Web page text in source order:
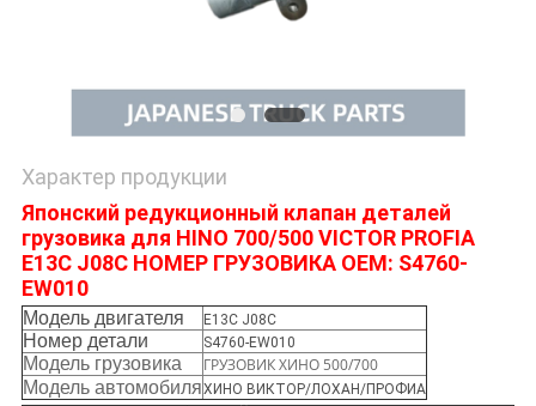
Характер продукции
Японский редукционный клапан деталей
грузовика для HINO 700/500 VICTOR PROFIA
E13C J08C НОМЕР ГРУЗОВИКА OEM: S4760-
EW010
Модель двигателя E13C J08C
Номер детали S4760-EW010
Модель грузовика
ГРУЗОВИК ХИНО 500/700
Модель автомобиляХИНО ВИКТОР/ЛОХАН/ПРОФИА